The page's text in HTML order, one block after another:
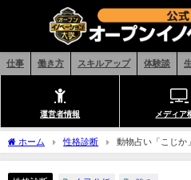
仕事 働き方 スキルアップ 体験談
運営者情報 メディア
ホーム 性格診断
動物占い「こじか
をまとめて紹介